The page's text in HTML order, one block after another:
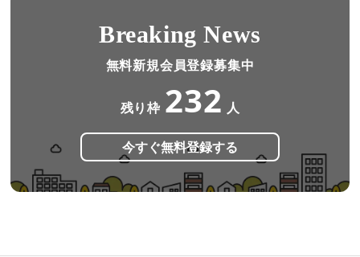
Breaking News
無料新規会員登録募集中
残り枠 232 人
今すぐ無料登録する